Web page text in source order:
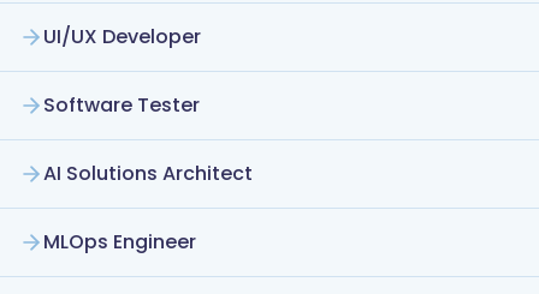
UI/UX Developer
Software Tester
AI Solutions Architect
MLOps Engineer